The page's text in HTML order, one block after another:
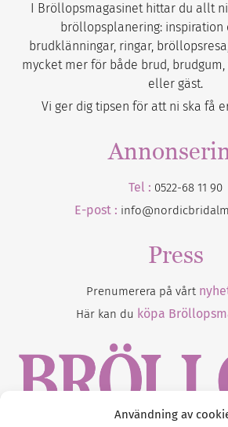
Användning av
I Bröllopsmagasinet hittar du allt
bröllopsplanering: inspiration
brudklänningar, ringar,
mycket mer för både brud,
eller gäst.
Vi ger dig tipsen för att ni ska få
Tel : 0522-68 11 90
E-post :
Press
Prenumerera på vårt
Här kan du köpa